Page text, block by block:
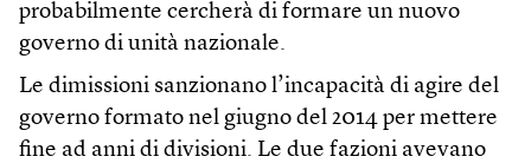
probabilmente cercherà di formare un nuovo
governo di unità nazionale.
Le dimissioni sanzionano l’incapacità di agire del
governo formato nel giugno del 2014 per mettere
fine ad anni di divisioni. Le due fazioni avevano